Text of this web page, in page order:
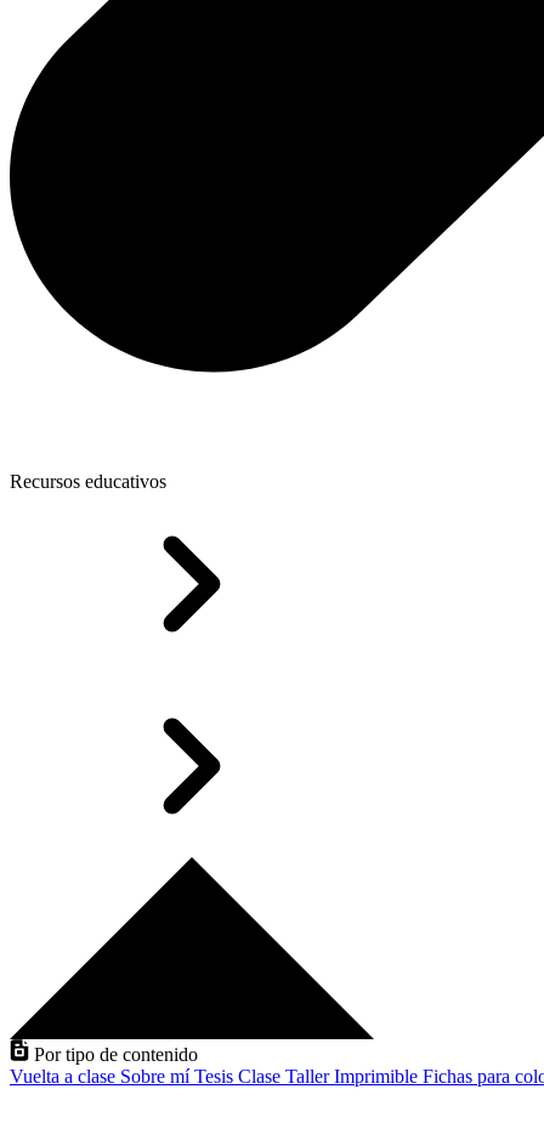
Recursos educativos
Por tipo de contenido
Vuelta a clase Sobre míTesis Clase TallerImprimible Fichas para